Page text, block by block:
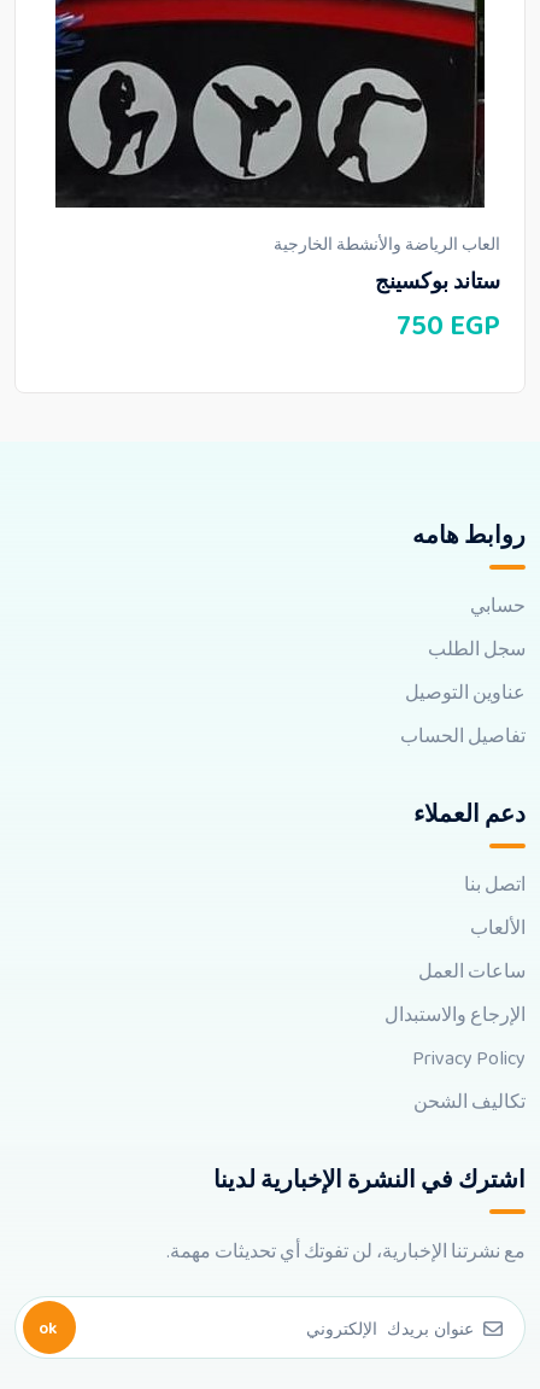
العاب الرياضة والأنشطة الخارجية
ستاند بوكسينج
750 EGP
روابط هامه
حسابي
سجل الطلب
عناوين التوصيل
تفاصيل الحساب
دعم العملاء
اتصل بنا
الألعاب
ساعات العمل
الإرجاع والاستبدال
Privacy Policy
تكاليف الشحن
اشترك في النشرة الإخبارية لدينا
مع نشرتنا الإخبارية، لن تفوتك أي تحديثات مهمة.
ok